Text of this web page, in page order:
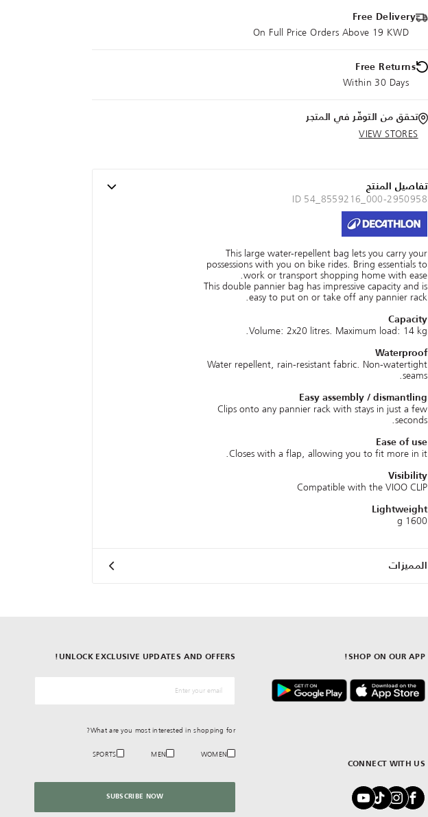
Free Delivery
On Full Price Orders Above 19 KWD
Free Returns
Within 30 Days
تحقق من التوفّر في المتجر
VIEW STORES
تفاصيل المنتج
ID 54_8559216_000-2950958
This large water-repellent bag lets you carry your
possessions with you on bike rides. Bring essentials to
work or transport shopping home with ease.
This double pannier bag has impressive capacity and is
easy to put on or take off any pannier rack.
Capacity
Volume: 2x20 litres. Maximum load: 14 kg.
Waterproof
Water repellent, rain-resistant fabric. Non-watertight
seams.
Easy assembly / dismantling
Clips onto any pannier rack with stays in just a few
seconds.
Ease of use
Closes with a flap, allowing you to fit more in it.
Visibility
Compatible with the VIOO CLIP
Lightweight
1600 g
المميزات
CONNECT WITH US
SHOP ON OUR APP!
UNLOCK EXCLUSIVE UPDATES AND OFFERS!
What are you most interested in shopping for?
WOMEN
MEN
SPORTS
SUBSCRIBE NOW